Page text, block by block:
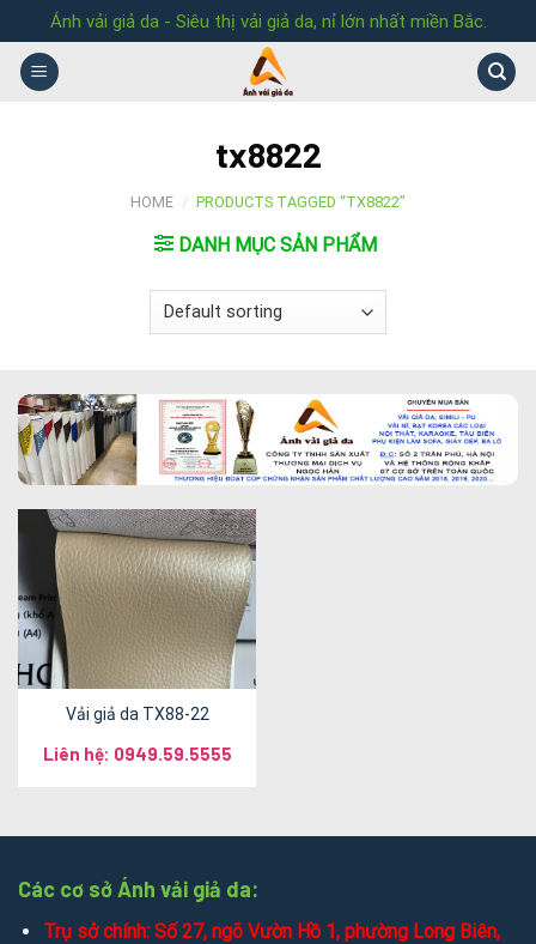
to
content
Ánh vải giả da - Siêu thị vải giả da, nỉ lớn nhất miền Bắc.
tx8822
HOME / PRODUCTS TAGGED “TX8822”
DANH MỤC SẢN PHẨM
Vải giả da TX88-22
Liên hệ: 0949.59.5555
Các cơ sở Ánh vải giả da:
Trụ sở chính: Số 27, ngõ Vườn Hồ 1, phường Long Biên,